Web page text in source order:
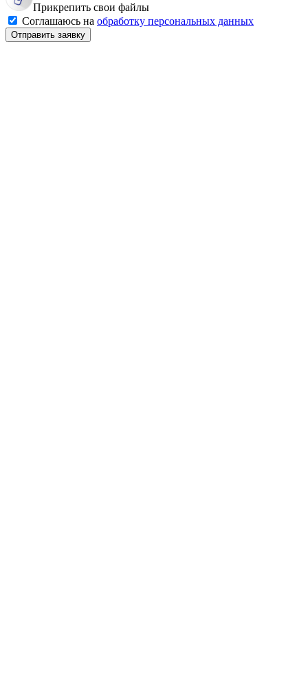
Прикрепить свои файлы
Соглашаюсь на обработку персональных данных
Отправить заявку